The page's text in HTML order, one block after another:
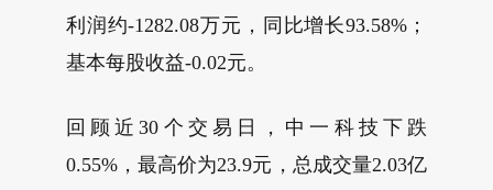
利润约-1282.08万元，同比增长93.58%；
基本每股收益-0.02元。
回顾近30个交易日，中一科技下跌
0.55%，最高价为23.9元，总成交量2.03亿